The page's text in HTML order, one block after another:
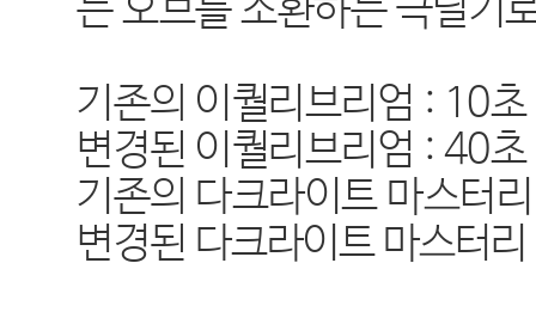
는 오브를 소환하는 극딜기
기존의 이퀄리브리엄 : 10초
변경된 이퀄리브리엄 : 40초
기존의 다크라이트 마스터
변경된 다크라이트 마스터리